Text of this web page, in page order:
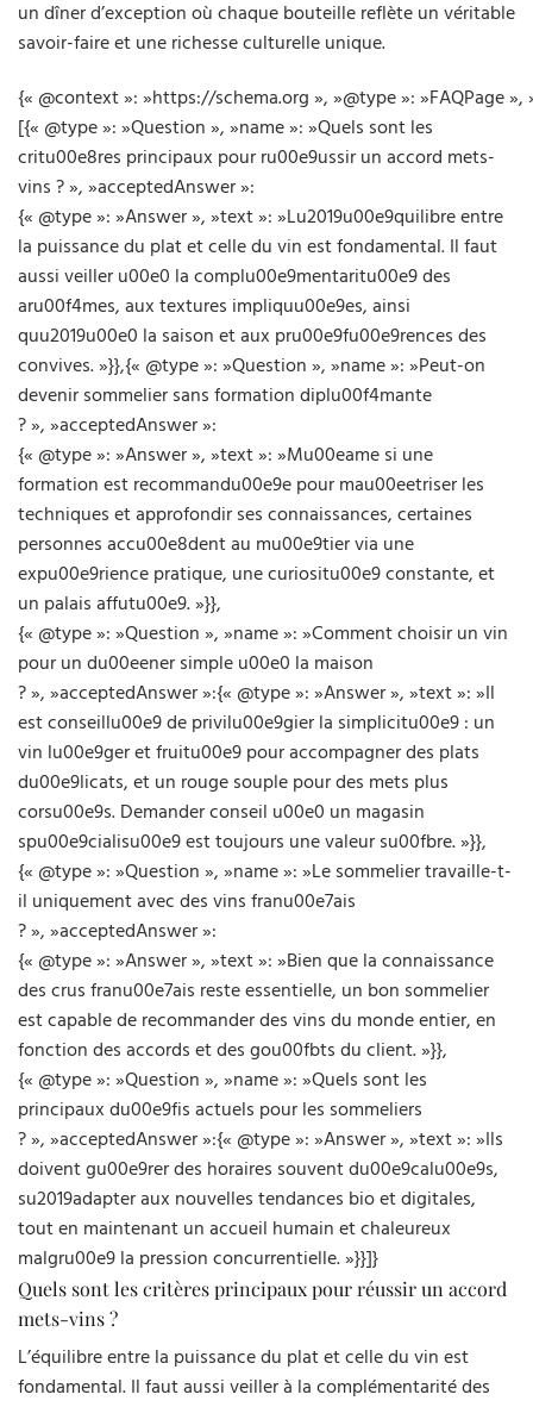
un dîner d’exception où chaque bouteille reflète un véritable
savoir-faire et une richesse culturelle unique.
{« @context »: »https://schema.org », »@type »: »FAQPage »,
[{« @type »: »Question », »name »: »Quels sont les
critu00e8res principaux pour ru00e9ussir un accord mets-
vins ? », »acceptedAnswer »:
{« @type »: »Answer », »text »: »Lu2019u00e9quilibre entre
la puissance du plat et celle du vin est fondamental. Il faut
aussi veiller u00e0 la complu00e9mentaritu00e9 des
aru00f4mes, aux textures impliquu00e9es, ainsi
quu2019u00e0 la saison et aux pru00e9fu00e9rences des
convives. »}},{« @type »: »Question », »name »: »Peut-on
devenir sommelier sans formation diplu00f4mante
? », »acceptedAnswer »:
{« @type »: »Answer », »text »: »Mu00eame si une
formation est recommandu00e9e pour mau00eetriser les
techniques et approfondir ses connaissances, certaines
personnes accu00e8dent au mu00e9tier via une
expu00e9rience pratique, une curiositu00e9 constante, et
un palais affutu00e9. »}},
{« @type »: »Question », »name »: »Comment choisir un vin
pour un du00eener simple u00e0 la maison
? », »acceptedAnswer »:{« @type »: »Answer », »text »: »Il
est conseillu00e9 de privilu00e9gier la simplicitu00e9 : un
vin lu00e9ger et fruitu00e9 pour accompagner des plats
du00e9licats, et un rouge souple pour des mets plus
corsu00e9s. Demander conseil u00e0 un magasin
spu00e9cialisu00e9 est toujours une valeur su00fbre. »}},
{« @type »: »Question », »name »: »Le sommelier travaille-t-
il uniquement avec des vins franu00e7ais
? », »acceptedAnswer »:
{« @type »: »Answer », »text »: »Bien que la connaissance
des crus franu00e7ais reste essentielle, un bon sommelier
est capable de recommander des vins du monde entier, en
fonction des accords et des gou00fbts du client. »}},
{« @type »: »Question », »name »: »Quels sont les
principaux du00e9fis actuels pour les sommeliers
? », »acceptedAnswer »:{« @type »: »Answer », »text »: »Ils
doivent gu00e9rer des horaires souvent du00e9calu00e9s,
su2019adapter aux nouvelles tendances bio et digitales,
tout en maintenant un accueil humain et chaleureux
malgru00e9 la pression concurrentielle. »}}]}
Quels sont les critères principaux pour réussir un accord
mets-vins ?
L’équilibre entre la puissance du plat et celle du vin est
fondamental. Il faut aussi veiller à la complémentarité des